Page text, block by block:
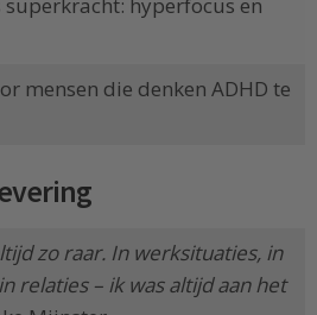
mensen die denken ADHD te
zo raar. In werksituaties, in
relaties – ik was altijd aan het